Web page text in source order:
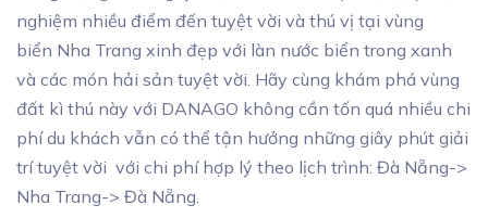
nghiệm nhiều điểm đến tuyệt vời và thú vị tại vùng
biển Nha Trang xinh đẹp với làn nước biển trong xanh
và các món hải sản tuyệt vời. Hãy cùng khám phá vùng
đất kì thú này với DANAGO không cần tốn quá nhiều chi
phí du khách vẫn có thể tận hưởng những giây phút giải
trí tuyệt vời với chi phí hợp lý theo lịch trình: Đà Nẵng->
Nha Trang-> Đà Nẵng.